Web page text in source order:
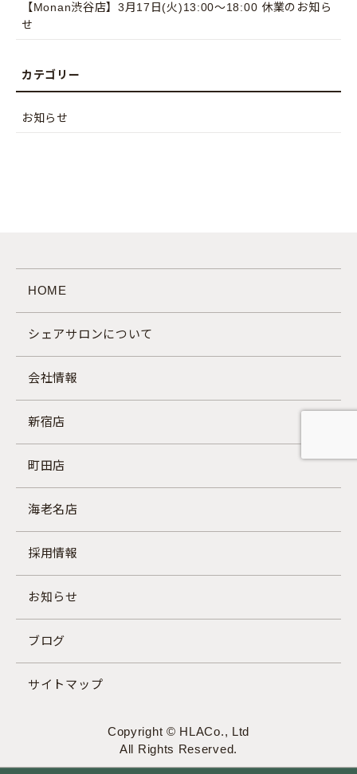
【Monan渋谷店】3月17日(火)13:00〜18:00 休業のお知ら
せ
お知らせ
HOME
シェアサロンについて
会社情報
新宿店
町田店
海老名店
採用情報
お知らせ
ブログ
サイトマップ
Copyright © HLACo., Ltd
All Rights Reserved.